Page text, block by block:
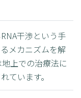
干渉という手
メカニズムを解
上での治療法に
ています。